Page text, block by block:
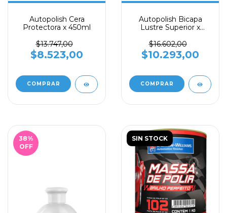
Autopolish Cera
Protectora x 450ml
$13.747,00
$8.523,00
Autopolish Bicapa
Lustre Superior x
$16.602,00
$10.293,00
38%
OFF
SIN STOCK